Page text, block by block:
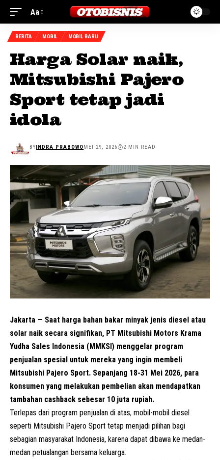
Aa
BERITA MOBIL MOBIL BARU
Harga Solar naik,
Mitsubishi Pajero
Sport tetap jadi
idola
BYINDRA PRABOWOMEI 29, 2026 2 MIN READ
Jakarta — Saat harga bahan bakar minyak jenis diesel atau
solar naik secara signifikan, PT Mitsubishi Motors Krama
Yudha Sales Indonesia (MMKSI) menggelar program
penjualan spesial untuk mereka yang ingin membeli
Mitsubishi Pajero Sport. Sepanjang 18-31 Mei 2026, para
konsumen yang melakukan pembelian akan mendapatkan
tambahan cashback sebesar 10 juta rupiah.
Terlepas dari program penjualan di atas, mobil-mobil diesel
seperti Mitsubishi Pajero Sport tetap menjadi pilihan bagi
sebagian masyarakat Indonesia, karena dapat dibawa ke medan-
medan petualangan bersama keluarga.